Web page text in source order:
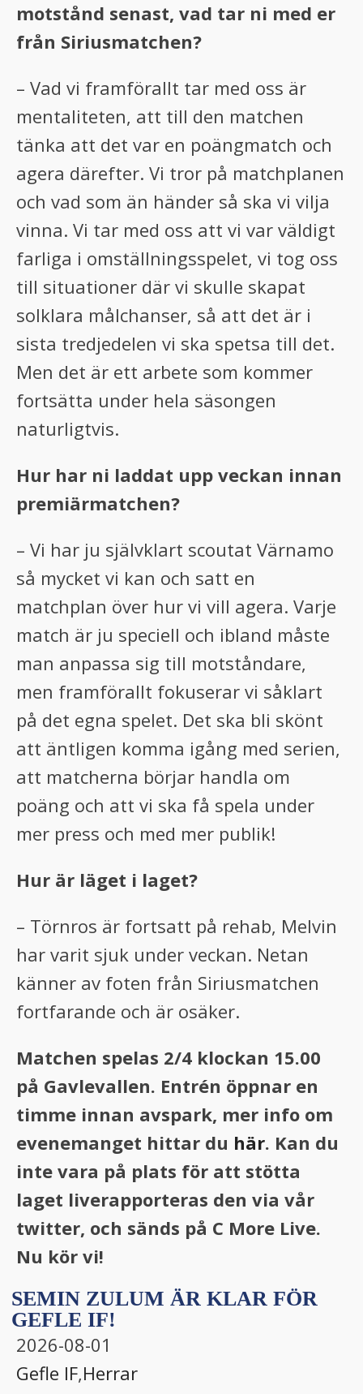
motstånd senast, vad tar ni med er
från Siriusmatchen?
– Vad vi framförallt tar med oss är
mentaliteten, att till den matchen
tänka att det var en poängmatch och
agera därefter. Vi tror på matchplanen
och vad som än händer så ska vi vilja
vinna. Vi tar med oss att vi var väldigt
farliga i omställningsspelet, vi tog oss
till situationer där vi skulle skapat
solklara målchanser, så att det är i
sista tredjedelen vi ska spetsa till det.
Men det är ett arbete som kommer
fortsätta under hela säsongen
naturligtvis.
Hur har ni laddat upp veckan innan
premiärmatchen?
– Vi har ju självklart scoutat Värnamo
så mycket vi kan och satt en
matchplan över hur vi vill agera. Varje
match är ju speciell och ibland måste
man anpassa sig till motståndare,
men framförallt fokuserar vi såklart
på det egna spelet. Det ska bli skönt
att äntligen komma igång med serien,
att matcherna börjar handla om
poäng och att vi ska få spela under
mer press och med mer publik!
Hur är läget i laget?
– Törnros är fortsatt på rehab, Melvin
har varit sjuk under veckan. Netan
känner av foten från Siriusmatchen
fortfarande och är osäker.
Matchen spelas 2/4 klockan 15.00
på Gavlevallen. Entrén öppnar en
timme innan avspark, mer info om
evenemanget hittar du här. Kan du
inte vara på plats för att stötta
laget liverapporteras den via vår
twitter, och sänds på C More Live.
Nu kör vi!
SEMIN ZULUM ÄR KLAR FÖR
GEFLE IF!
2026-08-01
Gefle IF,Herrar